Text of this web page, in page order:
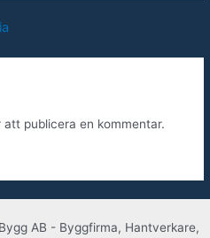
publicera en kommentar.
AB - Byggfirma, Hantverkare,